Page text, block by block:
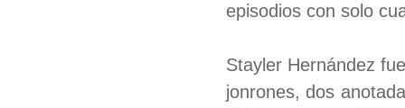
episodios con solo
Stayler Hernández
jonrones, dos